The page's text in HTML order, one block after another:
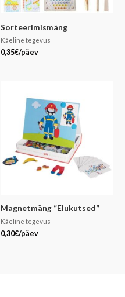
Sorteerimismäng
Käeline tegevus
0,35€/päev
Magnetmäng “Elukutsed”
Käeline tegevus
0,30€/päev